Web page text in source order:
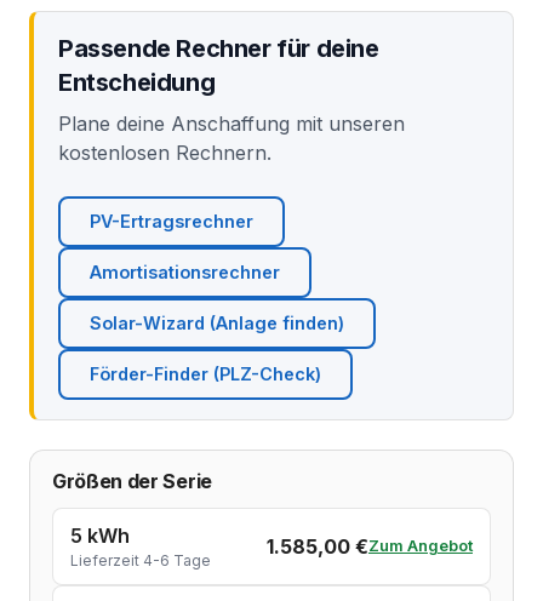
Passende Rechner für deine
Entscheidung
Plane deine Anschaffung mit unseren
kostenlosen Rechnern.
PV-Ertragsrechner
Amortisationsrechner
Solar-Wizard (Anlage finden)
Förder-Finder (PLZ-Check)
Größen der Serie
5 kWh
Lieferzeit 4-6 Tage
1.585,00 €Zum Angebot